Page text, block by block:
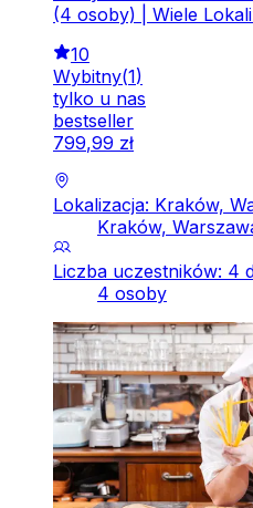
(4 osoby) | Wiele
10
Wybitny(1)
tylko u nas
bestseller
799,99 zł
Lokalizacja: Kraków,
Kraków,
Liczba uczestników: 4
4 osoby